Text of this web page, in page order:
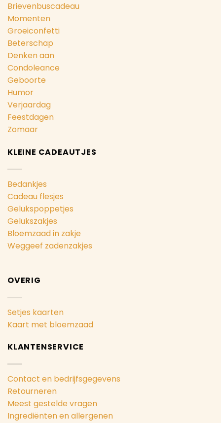
Brievenbuscadeau
Momenten
Groeiconfetti
Beterschap
Denken aan
Condoleance
Geboorte
Humor
Verjaardag
Feestdagen
Zomaar
KLEINE CADEAUTJES
Bedankjes
Cadeau flesjes
Gelukspoppetjes
Gelukszakjes
Bloemzaad in zakje
Weggeef zadenzakjes
OVERIG
Setjes kaarten
Kaart met bloemzaad
KLANTENSERVICE
Contact en bedrijfsgegevens
Retourneren
Meest gestelde vragen
Ingrediënten en allergenen